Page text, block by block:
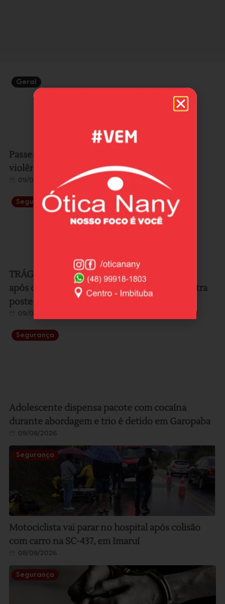
Geral
Passeata reúne mulheres em ato contra a
violência e o feminicídio em Imbituba
09/08/2026
Segurança
TRÁGICO: Mulher morre e duas ficam feridas
após carro sair da pista na SC-436 e bater contra
poste em Laguna
09/08/2026
Segurança
Adolescente dispensa pacote com cocaína
durante abordagem e trio é detido em Garopaba
09/08/2026
Segurança
Motociclista vai parar no hospital após colisão
com carro na SC-437, em Imaruí
08/08/2026
Segurança